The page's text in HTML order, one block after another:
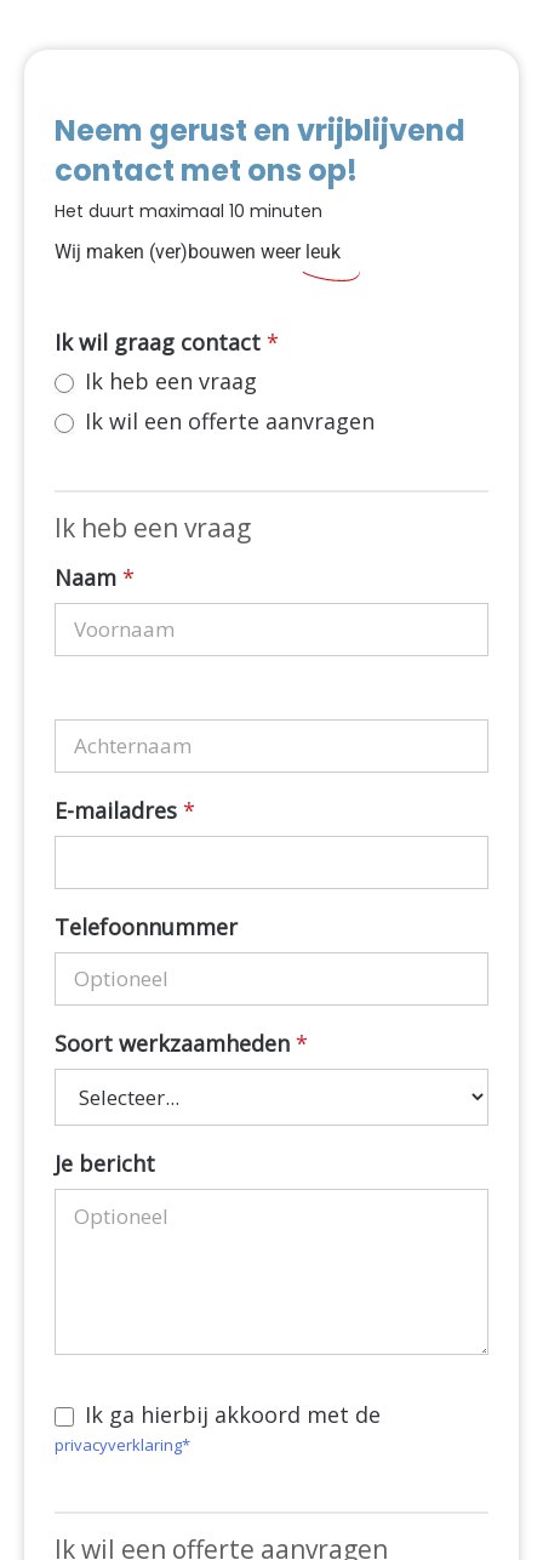
Neem gerust en vrijblijvend
contact met ons op!
Het duurt maximaal 10 minuten
Wij maken (ver)bouwen weer leuk
NIEUW
Contact
dynamisch
in
Ik wil graag contact *
Ik heb een vraag
Ik wil een offerte aanvragen
Ik heb een vraag
Naam *
E-mailadres *
Telefoonnummer
Soort werkzaamheden *
werkzaamheden
Je bericht
Ik ga hierbij akkoord met de
privacyverklaring*
Ik wil een offerte aanvragen